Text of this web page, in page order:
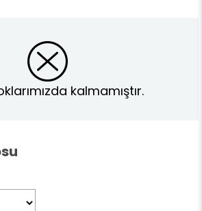
kalmamıştır.